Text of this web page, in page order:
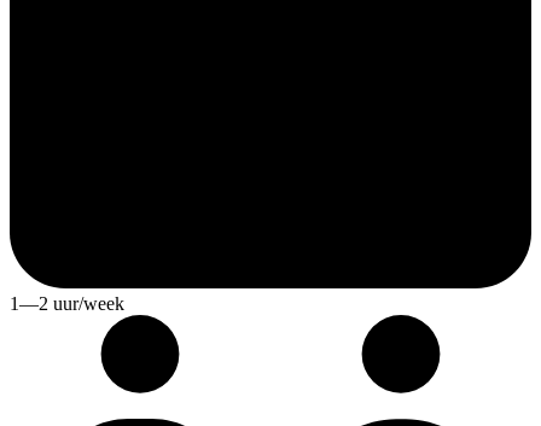
1—2 uur/week